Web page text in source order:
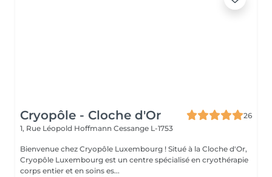
Cryopôle - Cloche d'Or
26
1, Rue Léopold Hoffmann Cessange L-1753
Bienvenue chez Cryopôle Luxembourg ! Situé à la Cloche d'Or,
Cryopôle Luxembourg est un centre spécialisé en cryothérapie
corps entier et en soins es...